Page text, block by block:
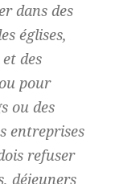
dans des
églises,
des
pour
ou des
entreprises
refuser
déjeuners